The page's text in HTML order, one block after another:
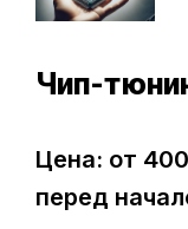
Чип-
Цена: от
перед